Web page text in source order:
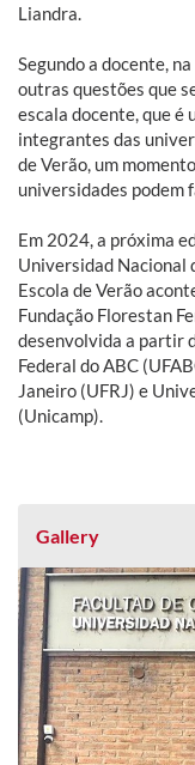
Liandra.
Segundo a docente,
outras questões que
escala docente, que é
integrantes das
de Verão, um
universidades podem
Em 2024, a próxima
Universidad Nacional
Escola de Verão
Fundação Florestan
desenvolvida a partir
Federal do ABC
Janeiro (UFRJ) e
(Unicamp).
Gallery